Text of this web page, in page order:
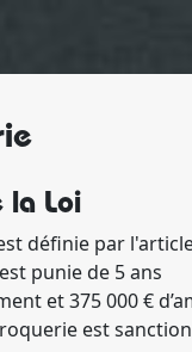
la Loi
définie par
punie de 5 ans
et 375 000 €
est